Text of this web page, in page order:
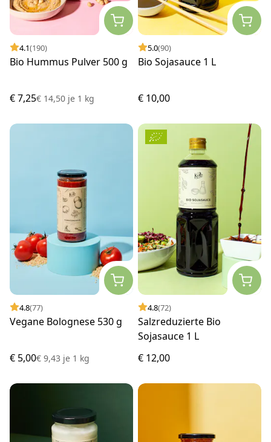
4.1(190)
Bio Hummus Pulver 500 g
€ 7,25€ 14,50 je 1 kg
5.0(90)
Bio Sojasauce 1 L
€ 10,00
4.8(77)
Vegane Bolognese 530 g
€ 5,00€ 9,43 je 1 kg
4.8(72)
Salzreduzierte Bio
Sojasauce 1 L
€ 12,00